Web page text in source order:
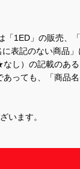
1ED」の販売、
表記のない商品」
し）の記載のあ
ても、「商品
います。